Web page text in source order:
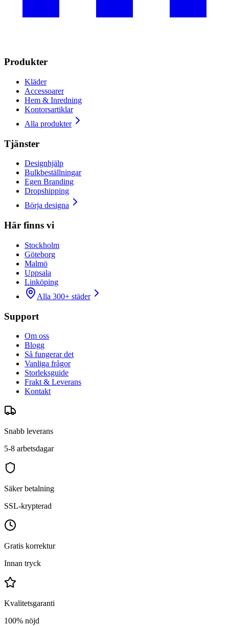
Produkter
Kläder
Accessoarer
Hem & Inredning
Kontorsartiklar
Alla produkter
Tjänster
Designhjälp
Bulkbeställningar
Egen Branding
Dropshipping
Börja designa
Här finns vi
Stockholm
Göteborg
Malmö
Uppsala
Linköping
Alla 300+ städer
Support
Om oss
Blogg
Så fungerar det
Vanliga frågor
Storleksguide
Frakt & Leverans
Kontakt
Snabb leverans
5-8 arbetsdagar
Säker betalning
SSL-krypterad
Gratis korrektur
Innan tryck
Kvalitetsgaranti
100% nöjd